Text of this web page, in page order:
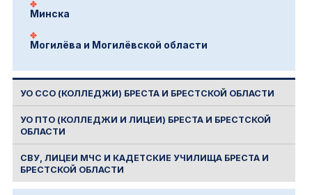
Минска
Могилёва и Могилёвской области
УО ССО (КОЛЛЕДЖИ) БРЕСТА И БРЕСТСКОЙ ОБЛАСТИ
УО ПТО (КОЛЛЕДЖИ И ЛИЦЕИ) БРЕСТА И БРЕСТСКОЙ
ОБЛАСТИ
СВУ, ЛИЦЕИ МЧС И КАДЕТСКИЕ УЧИЛИЩА БРЕСТА И
БРЕСТСКОЙ ОБЛАСТИ